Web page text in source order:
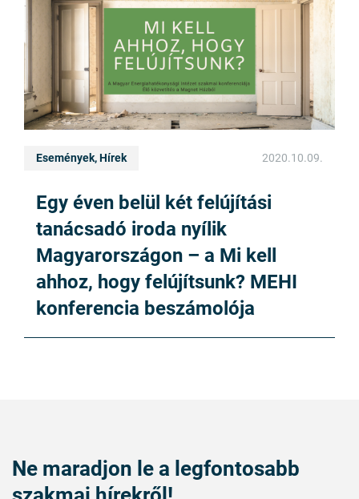
Események, Hírek 2020.10.09.
Egy éven belül két felújítási
tanácsadó iroda nyílik
Magyarországon – a Mi kell
ahhoz, hogy felújítsunk? MEHI
konferencia beszámolója
Ne maradjon le a legfontosabb